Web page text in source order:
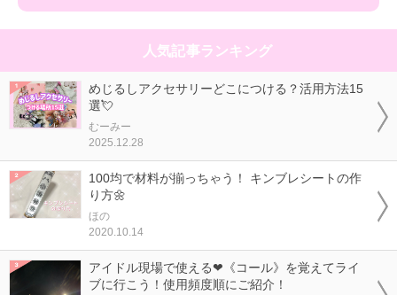
人気記事ランキング
めじるしアクセサリーどこにつける？活用方法15
選💘
むーみー
2025.12.28
100均で材料が揃っちゃう！ キンブレシートの作
り方🌼
ほの
2020.10.14
アイドル現場で使える❤《コール》を覚えてライ
ブに行こう！使用頻度順にご紹介！